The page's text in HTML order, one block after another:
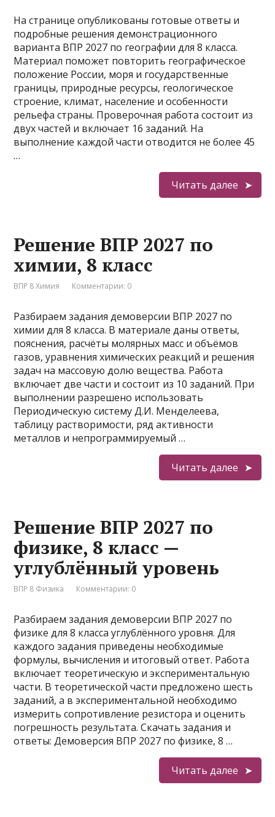
На странице опубликованы готовые ответы и
подробные решения демонстрационного
варианта ВПР 2027 по географии для 8 класса.
Материал поможет повторить географическое
положение России, моря и государственные
границы, природные ресурсы, геологическое
строение, климат, население и особенности
рельефа страны. Проверочная работа состоит из
двух частей и включает 16 заданий. На
выполнение каждой части отводится не более 45
…
Читать далее
Решение ВПР 2027 по
химии, 8 класс
ВПР 8 Химия Комментарии: 0
Разбираем задания демоверсии ВПР 2027 по
химии для 8 класса. В материале даны ответы,
пояснения, расчёты молярных масс и объёмов
газов, уравнения химических реакций и решения
задач на массовую долю вещества. Работа
включает две части и состоит из 10 заданий. При
выполнении разрешено использовать
Периодическую систему Д.И. Менделеева,
таблицу растворимости, ряд активности
металлов и непрограммируемый …
Читать далее
Решение ВПР 2027 по
физике, 8 класс —
углублённый уровень
ВПР 8 Физика Комментарии: 0
Разбираем задания демоверсии ВПР 2027 по
физике для 8 класса углублённого уровня. Для
каждого задания приведены необходимые
формулы, вычисления и итоговый ответ. Работа
включает теоретическую и экспериментальную
части. В теоретической части предложено шесть
заданий, а в экспериментальной необходимо
измерить сопротивление резистора и оценить
погрешность результата. Скачать задания и
ответы: Демоверсия ВПР 2027 по физике, 8 …
Читать далее